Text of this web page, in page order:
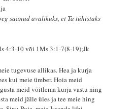
saanud avalikuks, et Ta tühistaks
4:3-10 või 1Ms 3:1-7(8-19);Jk
tugevuse allikas. Hea ja kurja
kui meie ümber. Hoia meid
meid võitlema kurja vastu ning
meid jälle üles ja tee meie hing